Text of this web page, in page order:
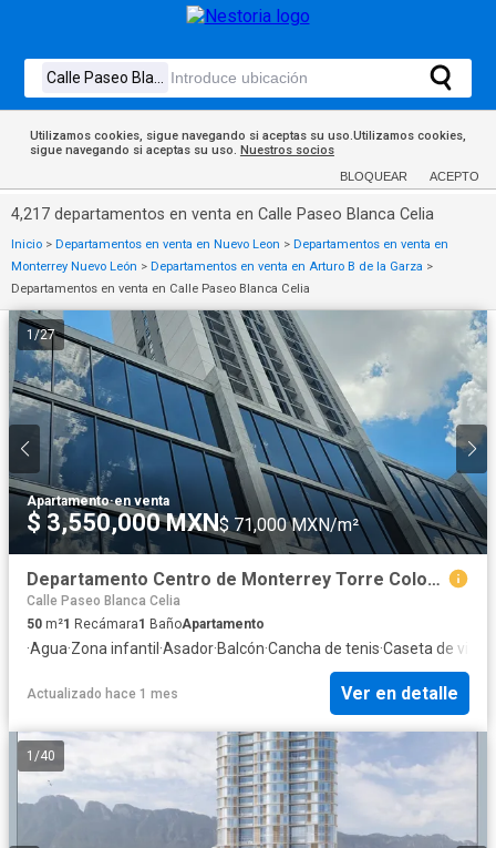
Utilizamos cookies, sigue navegando si aceptas su uso.Utilizamos cookies,
sigue navegando si aceptas su uso. Nuestros socios
BLOQUEAR ACEPTO
4,217 departamentos en venta en Calle Paseo Blanca Celia
Inicio > Departamentos en venta en Nuevo Leon > Departamentos en venta en
Monterrey Nuevo León > Departamentos en venta en Arturo B de la Garza >
Departamentos en venta en Calle Paseo Blanca Celia
1 /27
Apartamento·en venta
$ 3,550,000 MXN$ 71,000 MXN/m²
Departamento Centro de Monterrey Torre Colonia
Calle Paseo Blanca Celia
50 m²1 Recámara1 BañoApartamento
·Agua·Zona infantil ·Asador·Balcón·Cancha de tenis·Caseta de
Actualizado hace 1 mes Ver en detalle
1 /40